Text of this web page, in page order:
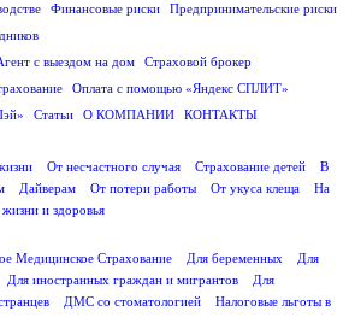
Финансовые риски
Предпринимательские риски
с выездом на дом
Страховой брокер
Оплата с помощью «Яндекс СПЛИТ»
Статьи О КОМПАНИИ
КОНТАКТЫ
От несчастного случая Страхование детей
В
Дайверам От потери работы От укуса клеща
На
и здоровья
Медицинское Страхование Для беременных
Для
Для иностранных граждан и мигрантов
Для
ДМС со стоматологией
Налоговые льготы в